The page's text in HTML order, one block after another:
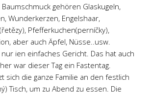
gehören Glaskugeln,
Wunderkerzen, Engelshaar,
Pfefferkuchen(perníčky),
aber auch Äpfel, Nüsse..usw.
ien einfaches Gericht. Das hat auch
war dieser Tag ein Fastentag.
sich die ganze Familie an den festlich
Tisch, um zu Abend zu essen. Die